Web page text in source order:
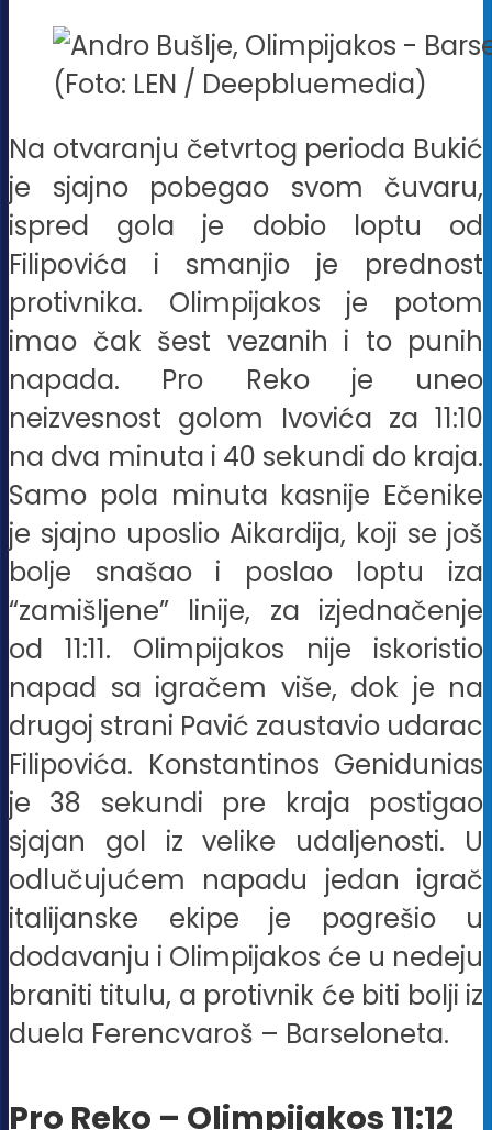
(Foto: LEN / Deepbluemedia)
Na otvaranju četvrtog perioda Bukić
je sjajno pobegao svom čuvaru,
ispred gola je dobio loptu od
Filipovića i smanjio je prednost
protivnika. Olimpijakos je potom
imao čak šest vezanih i to punih
napada. Pro Reko je uneo
neizvesnost golom Ivovića za 11:10
na dva minuta i 40 sekundi do kraja.
Samo pola minuta kasnije Ečenike
je sjajno uposlio Aikardija, koji se još
bolje snašao i poslao loptu iza
“zamišljene” linije, za izjednačenje
od 11:11. Olimpijakos nije iskoristio
napad sa igračem više, dok je na
drugoj strani Pavić zaustavio udarac
Filipovića. Konstantinos Genidunias
je 38 sekundi pre kraja postigao
sjajan gol iz velike udaljenosti. U
odlučujućem napadu jedan igrač
italijanske ekipe je pogrešio u
dodavanju i Olimpijakos će u nedeju
braniti titulu, a protivnik će biti bolji iz
duela Ferencvaroš – Barseloneta.
Pro Reko – Olimpijakos 11:12